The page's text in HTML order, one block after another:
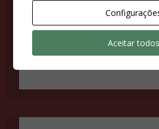
Revise suas
Aceitar todos